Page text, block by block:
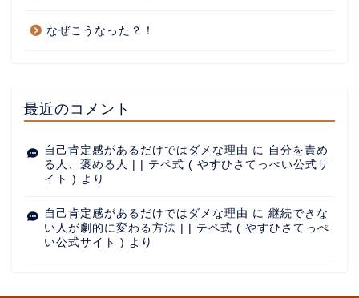
なぜこうなった？！
最近のコメント
自己肯定感があるだけではダメな理由 に 自分を責め
る人、褒める人 | | テペ式 ( やすひさてっぺい公式サ
イト ) より
自己肯定感があるだけではダメな理由 に 継続できな
い人が劇的に変わる方法 | | テペ式 ( やすひさてっぺ
い公式サイト ) より